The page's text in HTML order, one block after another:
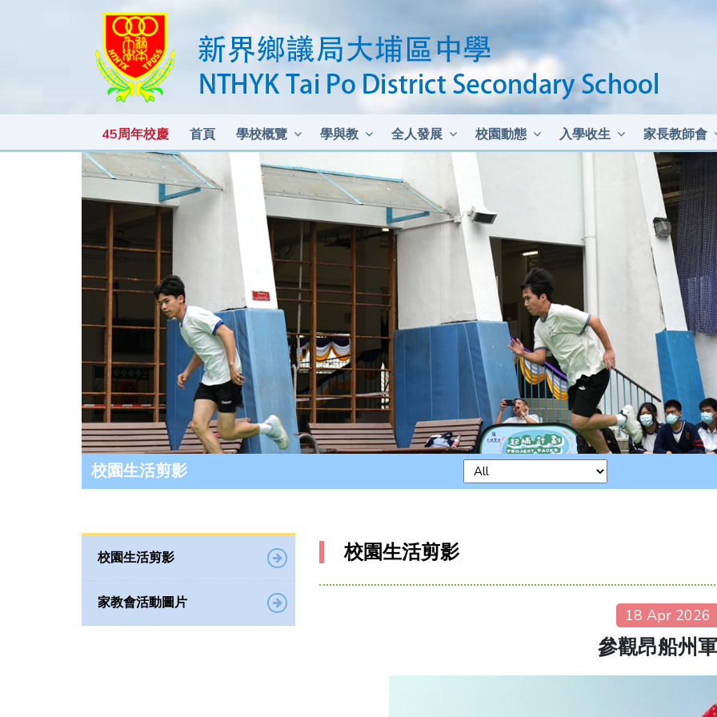
45周年校慶 首頁 學校概覽 學與教 全人發展 校園動態 入學收生 家長教師會
校園生活剪影
校園生活剪影
家教會活動圖片
校園生活剪影
18 Apr 2026
參觀昂船州